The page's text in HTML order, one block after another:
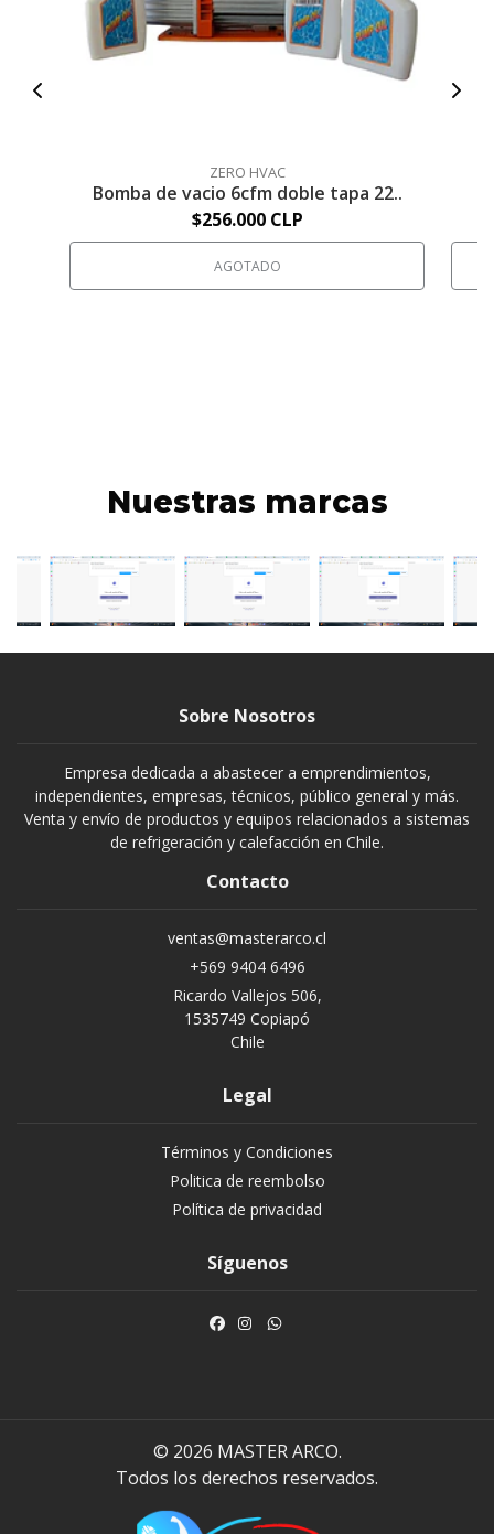
ZERO HVAC
Bomba de vacio 6cfm doble tapa 22..
$256.000 CLP
AGOTADO
Nuestras marcas
Sobre Nosotros
Empresa dedicada a abastecer a emprendimientos,
independientes, empresas, técnicos, público general y más.
Venta y envío de productos y equipos relacionados a sistemas
de refrigeración y calefacción en Chile.
Contacto
ventas@masterarco.cl
+569 9404 6496
Ricardo Vallejos 506,
1535749 Copiapó
Chile
Legal
Términos y Condiciones
Politica de reembolso
Política de privacidad
Síguenos
© 2026 MASTER ARCO.
Todos los derechos reservados.